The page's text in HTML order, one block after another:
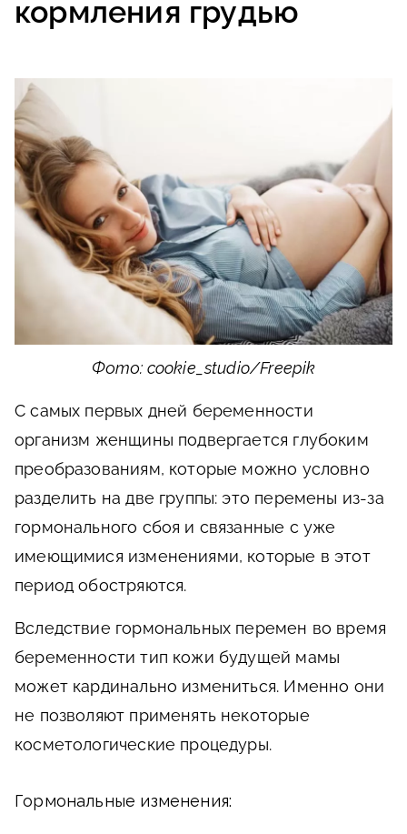
кормления грудью
Фото: cookie_studio/Freepik
С самых первых дней беременности
организм женщины подвергается глубоким
преобразованиям, которые можно условно
разделить на две группы: это перемены из-за
гормонального сбоя и связанные с уже
имеющимися изменениями, которые в этот
период обостряются.
Вследствие гормональных перемен во время
беременности тип кожи будущей мамы
может кардинально измениться. Именно они
не позволяют применять некоторые
косметологические процедуры.
Гормональные изменения: